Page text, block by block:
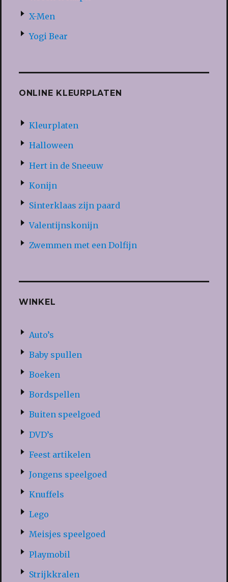
X-Men
Yogi Bear
ONLINE KLEURPLATEN
Kleurplaten
Halloween
Hert in de Sneeuw
Konijn
Sinterklaas zijn paard
Valentijnskonijn
Zwemmen met een Dolfijn
WINKEL
Auto’s
Baby spullen
Boeken
Bordspellen
Buiten speelgoed
DVD’s
Feest artikelen
Jongens speelgoed
Knuffels
Lego
Meisjes speelgoed
Playmobil
Strijkkralen